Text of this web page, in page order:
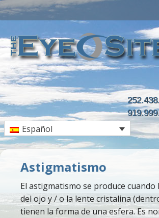
Español
Astigmatismo
El astigmatismo se produce cuando
del ojo y / o la lente cristalina
tienen la forma de una esfera. Es